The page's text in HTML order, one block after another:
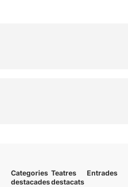
Categories
destacades
Teatres
destacats
Entrades